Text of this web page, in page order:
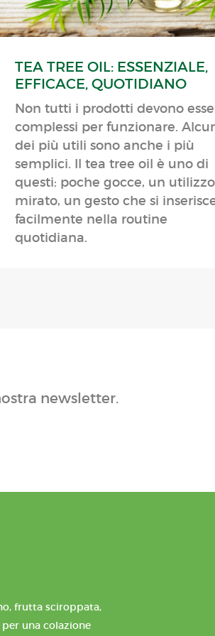
TEA TREE OIL: ESSENZIALE,
EFFICACE, QUOTIDIANO
Non tutti i prodotti devono
complessi per funzionare.
dei più utili sono anche i più
semplici. Il tea tree oil è uno di
questi: poche gocce, un utilizzo
mirato, un gesto che si
facilmente nella routine
quotidiana.
newsletter.
frutta sciroppata,
una colazione